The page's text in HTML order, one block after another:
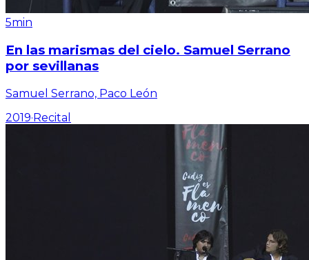
5min
En las marismas del cielo. Samuel Serrano
por sevillanas
Samuel Serrano, Paco León
2019·Recital